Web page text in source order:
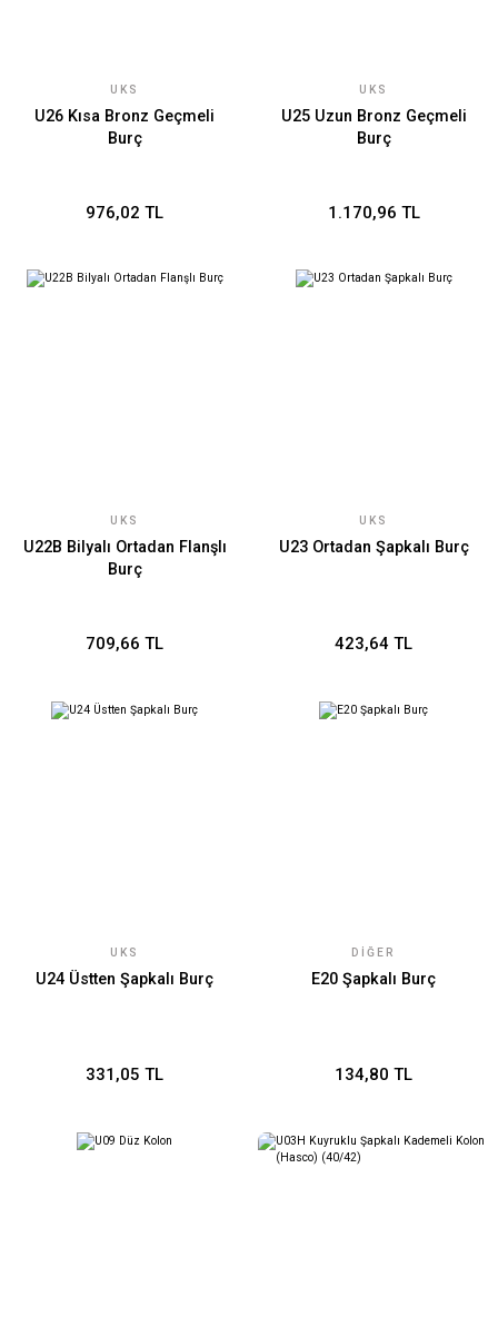
UKS
U26 Kısa Bronz Geçmeli
Burç
976,02 TL
UKS
U25 Uzun Bronz Geçmeli
Burç
1.170,96 TL
UKS
U22B Bilyalı Ortadan Flanşlı
Burç
709,66 TL
UKS
U23 Ortadan Şapkalı Burç
423,64 TL
UKS
U24 Üstten Şapkalı Burç
331,05 TL
DIĞER
E20 Şapkalı Burç
134,80 TL